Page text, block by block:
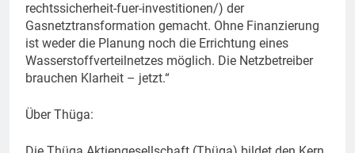
rechtssicherheit-fuer-investitionen/) der
Gasnetztransformation gemacht. Ohne Finanzierung
ist weder die Planung noch die Errichtung eines
Wasserstoffverteilnetzes möglich. Die Netzbetreiber
brauchen Klarheit – jetzt.“
Über Thüga: